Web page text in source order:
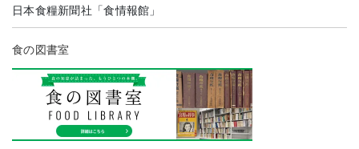
日本食糧新聞社「食情報館」
食の図書室